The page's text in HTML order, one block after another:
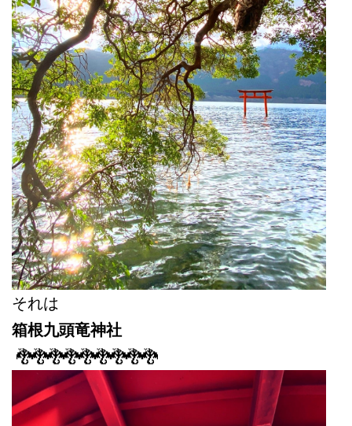
それは
箱根九頭竜神社
🐉🐉🐉🐉🐉🐉🐉🐉🐉